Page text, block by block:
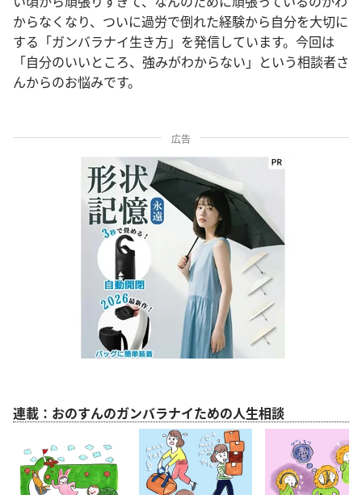
からなくなり、ついに過労で倒れた経験から自分を大切に
する「ガンバラナイ生き方」を発信しています。今回は
「自分のいいところ、強みがわからない」という相談者さ
んからのお悩みです。
広告
連載：おのすんのガンバラナイための人生相談